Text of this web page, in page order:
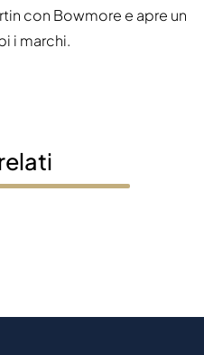
con Bowmore e apre un
i marchi.